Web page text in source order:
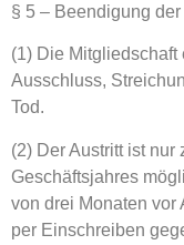
§ 5 – Beendigung
(1) Die Mitgliedschaft
Ausschluss,
Tod.
(2) Der Austritt ist
Geschäftsjahres
von drei Monaten
per Einschreiben